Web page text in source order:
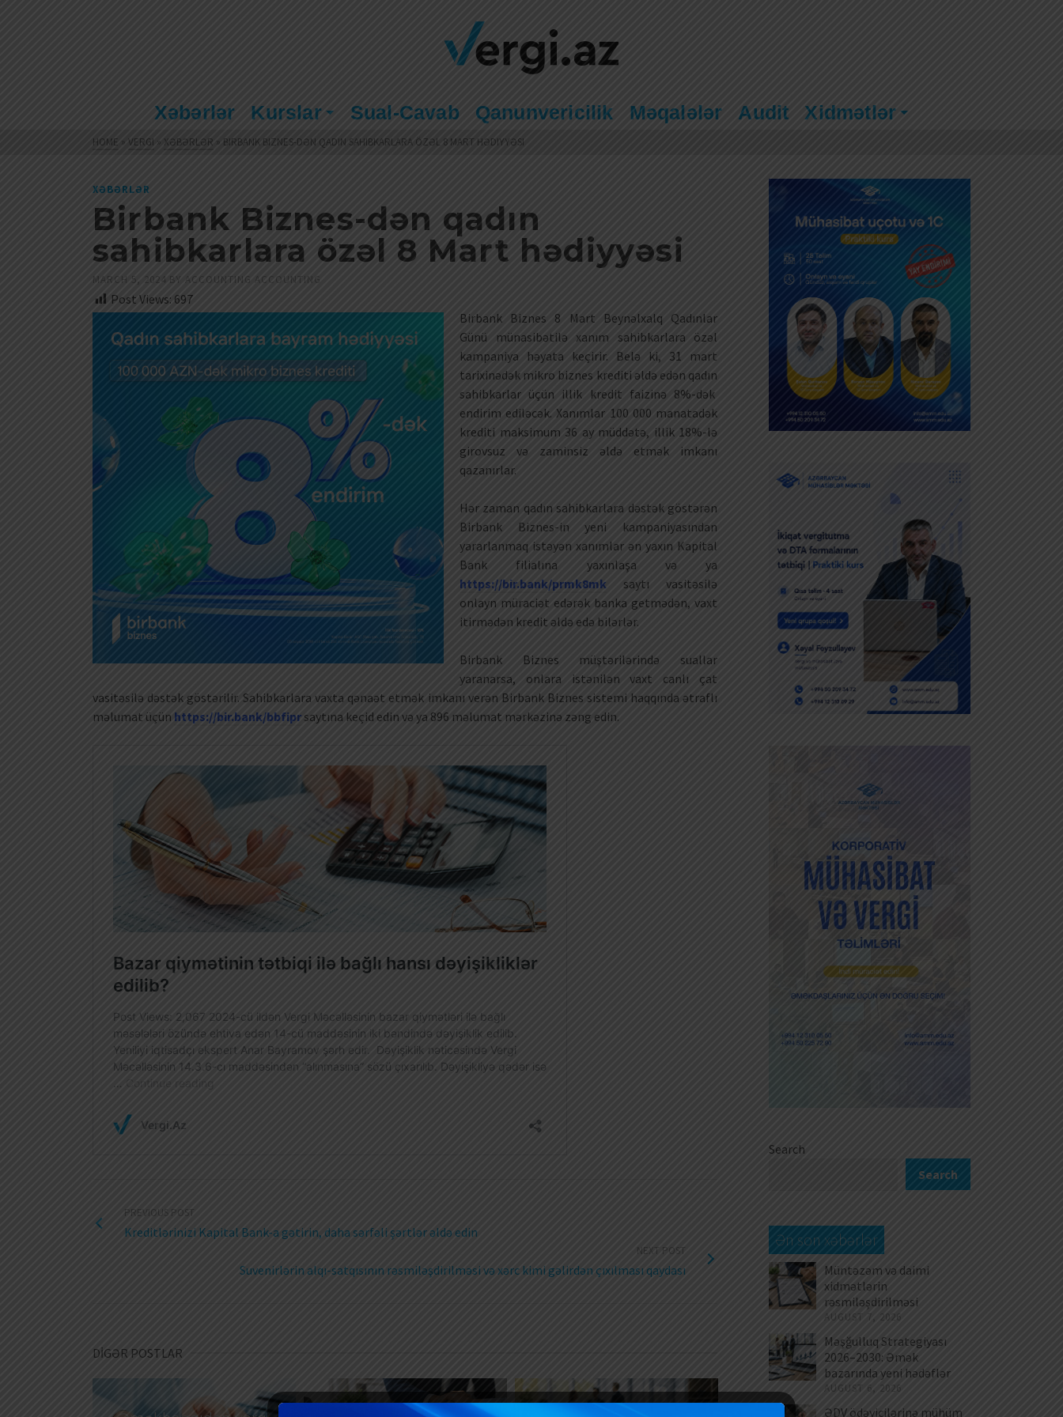
Xəbərlər Kurslar Sual-Cavab Qanunvericilik Məqalələr Audit Xidmətlər
HOME » VERGI » XƏBƏRLƏR » BIRBANK BIZNES-DƏN QADIN SAHIBKARLARA ÖZƏL 8 MART HƏDIYYƏSI
XƏBƏRLƏR
Birbank Biznes-dən qadın
sahibkarlara özəl 8 Mart hədiyyəsi
MARCH 5, 2024 BY ACCOUNTING ACCOUNTING
Post Views: 697
Birbank Biznes 8 Mart Beynəlxalq Qadınlar
Günü münasibətilə xanım sahibkarlara özəl
kampaniya həyata keçirir. Belə ki, 31 mart
tarixinədək mikro biznes krediti əldə edən qadın
sahibkarlar üçün illik kredit faizinə 8%-dək
endirim ediləcək. Xanımlar 100 000 manatadək
krediti maksimum 36 ay müddətə, illik 18%-lə
girovsuz və zaminsiz əldə etmək imkanı
qazanırlar.
Hər zaman qadın sahibkarlara dəstək göstərən
Birbank Biznes-in yeni kampaniyasından
yararlanmaq istəyən xanımlar ən yaxın Kapital
Bank filialına yaxınlaşa və ya
https://bir.bank/prmk8mk
saytı vasitəsilə
onlayn müraciət edərək banka getmədən, vaxt
itirmədən kredit əldə edə bilərlər.
Birbank Biznes müştərilərində suallar
yaranarsa, onlara istənilən vaxt canlı çat
vasitəsilə dəstək göstərilir. Sahibkarlara vaxta qənaət etmək imkanı verən Birbank Biznes sistemi haqqında ətraflı
məlumat üçün https://bir.bank/bbfiprsaytına keçid edin və ya 896 məlumat mərkəzinə zəng edin.
PREVIOUS POST
Kreditlərinizi Kapital Bank-a gətirin, daha sərfəli şərtlər əldə edin
NEXT POST
Suvenirlərin alqı-satqısının rəsmiləşdirilməsi və xərc kimi gəlirdən çıxılması qaydası
DİGƏR POSTLAR
Search
Search
Ən son xəbərlər
Müntəzəm və daimi
xidmətlərin
rəsmiləşdirilməsi
AUGUST 7, 2026
Məşğulluq Strategiyası
2026–2030: Əmək
bazarında yeni hədəflər
AUGUST 6, 2026
ƏDV ödəyicilərinə mühüm